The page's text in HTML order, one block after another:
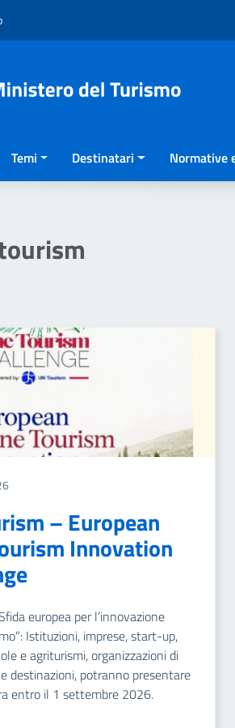
Temi Destinatari Normative
– European
Innovation
europea per l’innovazione
Istituzioni, imprese, start-up,
e agriturismi, organizzazioni di
destinazioni, potranno presentare
entro il 1 settembre 2026.